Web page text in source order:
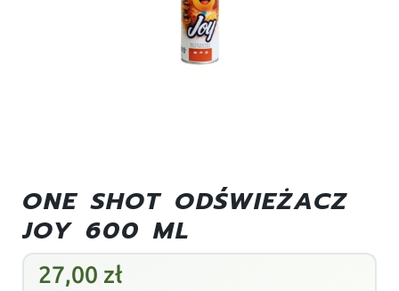
ONE SHOT ODŚWIEŻACZ
JOY 600 ML
27,00 zł